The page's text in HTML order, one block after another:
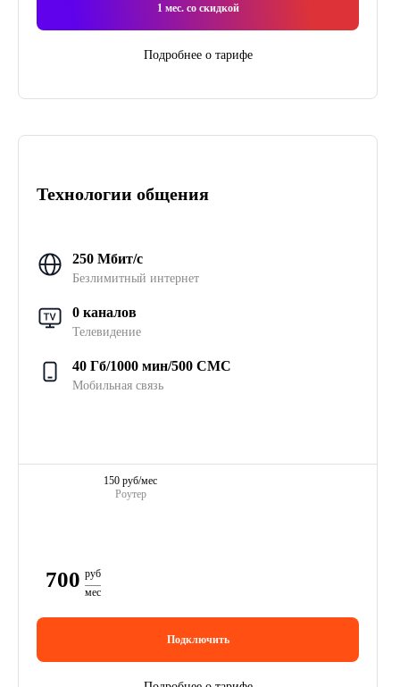
1мес. со скидкой
Подробнее о тарифе
Технологии общения
250 Мбит/с
Безлимитный интернет
0 каналов
Телевидение
40 Гб/1000 мин/500 СМС
Мобильная связь
Роутер
150 руб/мес
700 руб
мес
Подключить